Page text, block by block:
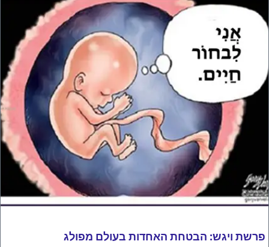
פרשת ויגש: הבטחת האחדות בעולם מפולג